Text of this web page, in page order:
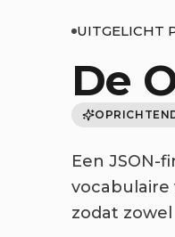
UITGELICHT
De
Een JSON-
zodat